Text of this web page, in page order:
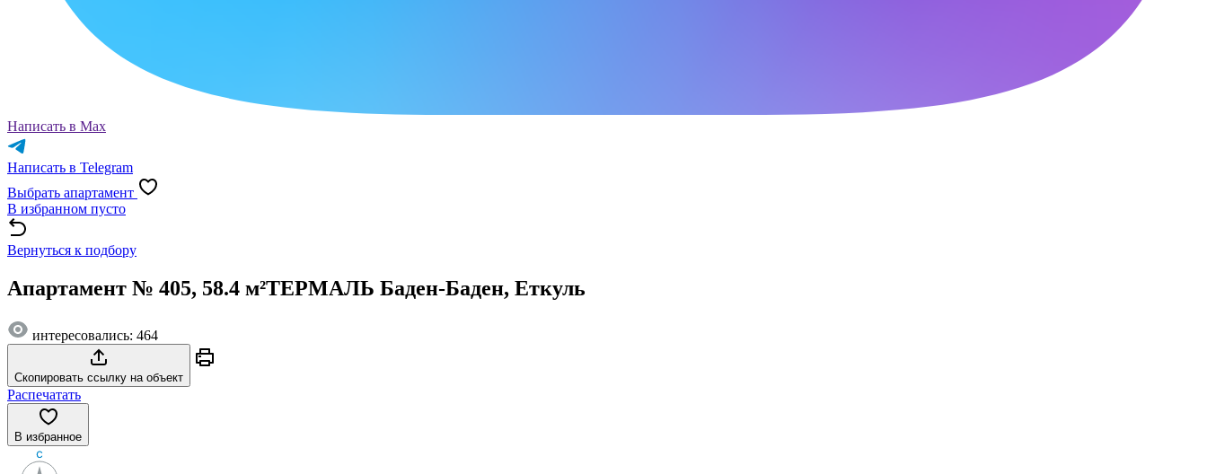
Написать в Max
Написать в Telegram
Выбрать апартамент
В избранном пусто
Вернуться к подбору
Апартамент № 405, 58.4 м²ТЕРМАЛЬ Баден-Баден, Еткуль
интересовались: 464
Скопировать ссылку на объект
Распечатать
В избранное